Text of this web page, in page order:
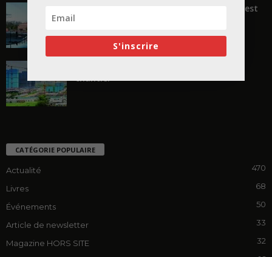
« Transformer plutôt que démolir, ce n’est
CATÉGORIE POPULAIRE
Actualité 470
Livres 68
Événements 50
Article de newsletter 33
Magazine HORS SITE 32
S'inscrire